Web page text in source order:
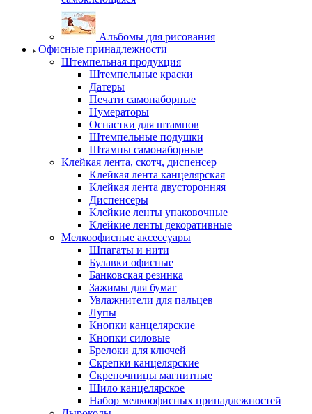
Альбомы для рисования
Офисные принадлежности
Штемпельная продукция
Штемпельные краски
Датеры
Печати самонаборные
Нумераторы
Оснастки для штампов
Штемпельные подушки
Штампы самонаборные
Клейкая лента, скотч, диспенсер
Клейкая лента канцелярская
Клейкая лента двусторонняя
Диспенсеры
Клейкие ленты упаковочные
Клейкие ленты декоративные
Мелкоофисные аксессуары
Шпагаты и нити
Булавки офисные
Банковская резинка
Зажимы для бумаг
Увлажнители для пальцев
Лупы
Кнопки канцелярские
Кнопки силовые
Брелоки для ключей
Скрепки канцелярские
Скрепочницы магнитные
Шило канцелярское
Набор мелкоофисных принадлежностей